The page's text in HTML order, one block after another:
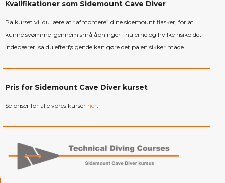
Kvalifikationer som Sidemount Cave Diver
På kurset vil du lære at “afmontere” dine sidemount flasker, for at
kunne svømme igennem små åbninger i hulerne og hvilke risiko det
indebærer, så du efterfølgende kan gøre det på en sikker måde.
Pris for Sidemount Cave Diver kurset
Se priser for alle vores kurser her